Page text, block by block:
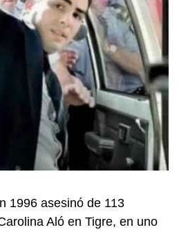
1996 asesinó de 113
Aló en Tigre, en uno